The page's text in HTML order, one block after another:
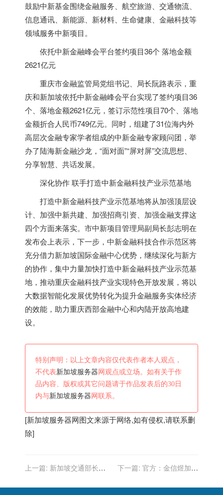
鼓励中新基金围绕金融服务、航空旅游、交通物流、
信息通讯、新能源、新材料、生命健康、金融科技等
领域服务中新项目。
依托中新金融峰会平台签约项目36个 落地金额
2621亿元
重庆市金融监管局党组书记、局长阮路表示，重
庆和新加坡依托中新金融峰会平台实现了签约项目36
个、落地金额2621亿元，签订示范性项目70个、落地
金额折合人民币749亿元。同时，组建了31位海内外
高层次金融专家学者组成的中新金融专家顾问团，举
办了陆海新金融沙龙，“面对面”“屏对屏”交流思想、
分享智慧、共话发展。
深化协作 联手打造中新金融科技产业示范基地
打造中新金融科技产业示范基地将从加强顶层设
计、加强中新共建、加强招商引资、加强金融支撑这
四个方面来落实。市中新项目管理局副局长彭志明在
发布会上表示，下一步，中新金融科技合作示范区将
充分借力新加坡国际金融中心优势，继续深化与新方
的协作，集中力量加快打造中新金融科技产业示范基
地，推动重庆金融科技产业实现特色开放发展，将以
大数据智能化发展优势转化为提升金融服务实体经济
的效能，助力重庆西部金融中心和内陆开放高地建
设。
特别声明：以上文章内容仅代表作者本人观点，
不代表新加坡服务器 网观点或立场。如有关于作
品内容、版权或其它问题请于作品发表后的30日
内与新加坡服务器 网联系。
[新加坡服务器网图文来源于网络,如有侵权,请联系删
除]
上一篇: 新加坡交通部长：
启新加坡大奖赛
下一篇: 官方：金信煜加盟